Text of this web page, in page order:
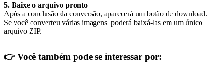
5. Baixe o arquivo pronto
Após a conclusão da conversão, aparecerá um botão de download.
Se você converteu várias imagens, poderá baixá-las em um único
arquivo ZIP.
👉Você também pode se interessar por: